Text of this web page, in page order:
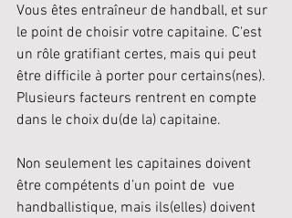
Vous êtes entraîneur de handball, et sur
le point de choisir votre capitaine. C'est
un rôle gratifiant certes, mais qui peut
être difficile à porter pour certains(nes).
Plusieurs facteurs rentrent en compte
dans le choix du(de la) capitaine.
Non seulement les capitaines doivent
être compétents d’un point de  vue
handballistique, mais ils(elles) doivent